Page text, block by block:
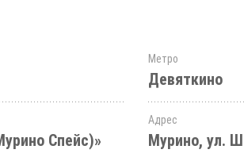
Метро
Девяткино
Спейс)»
Адрес
Мурино, ул.